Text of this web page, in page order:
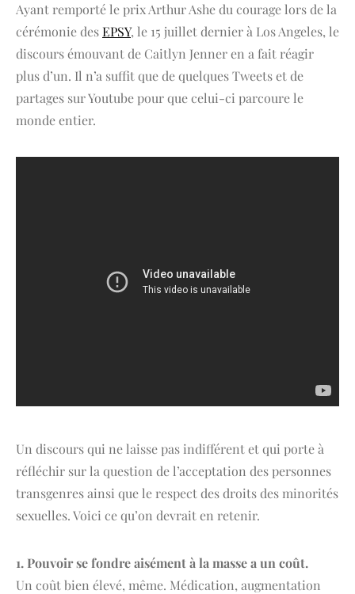
Ayant remporté le prix Arthur Ashe du courage lors de la
cérémonie desEPSY, le 15 juillet dernier à Los Angeles, le
discours émouvant de Caitlyn Jenner en a fait réagir
plus d’un. Il n’a suffit que de quelques Tweets et de
partages sur Youtube pour que celui-ci parcoure le
monde entier.
Un discours qui ne laisse pas indifférent et qui porte à
réfléchir sur la question de l’acceptation des personnes
transgenres ainsi que le respect des droits des minorités
sexuelles. Voici ce qu’on devrait en retenir.
1. Pouvoir se fondre aisément à la masse a un coût.
Un coût bien élevé, même. Médication, augmentation